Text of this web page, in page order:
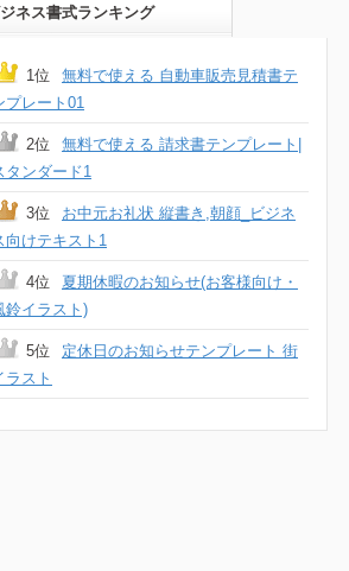
ネス書式ランキング
1位
無料で使える 自動車販売見積書テ
プレート01
2位
無料で使える 請求書テンプレート|
タンダード1
3位
お中元お礼状 縦書き,朝顔_ビジネ
向けテキスト1
4位
夏期休暇のお知らせ(お客様向け・
鈴イラスト)
5位
定休日のお知らせテンプレート 街
ラスト